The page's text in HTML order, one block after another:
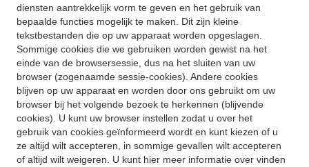
diensten aantrekkelijk vorm te geven en het gebruik van
bepaalde functies mogelijk te maken. Dit zijn kleine
tekstbestanden die op uw apparaat worden opgeslagen.
Sommige cookies die we gebruiken worden gewist na het
einde van de browsersessie, dus na het sluiten van uw
browser (zogenaamde sessie-cookies). Andere cookies
blijven op uw apparaat en worden door ons gebruikt om uw
browser bij het volgende bezoek te herkennen (blijvende
cookies). U kunt uw browser instellen zodat u over het
gebruik van cookies geïnformeerd wordt en kunt kiezen of u
ze altijd wilt accepteren, in sommige gevallen wilt accepteren
of altijd wilt weigeren. U kunt hier meer informatie over vinden